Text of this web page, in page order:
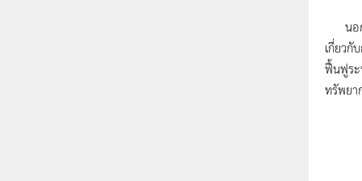
นอก
เกี่ยวกั
ฟื้นฟูระ
ทรัพยา